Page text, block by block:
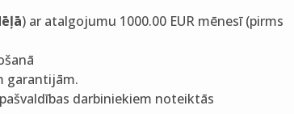
) ar atalgojumu 1000.00 EUR mēnesī (pirms
garantijām.
darbiniekiem noteiktās